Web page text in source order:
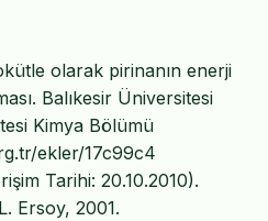
olarak pirinanın enerji
Balıkesir Üniversitesi
Kimya Bölümü
ekler/17c99c4
Tarihi: 20.10.2010).
Ersoy, 2001.